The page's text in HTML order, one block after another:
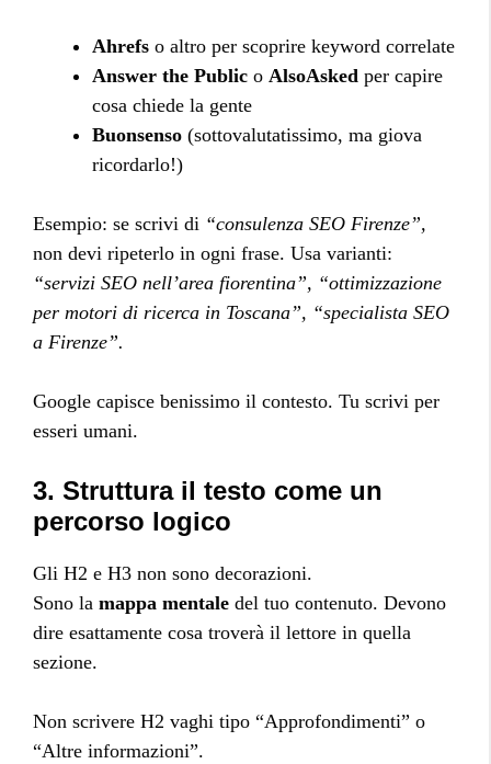
Ahrefs o altro per scoprire keyword correlate
Answer the Public o AlsoAsked per capire
cosa chiede la gente
Buonsenso (sottovalutatissimo, ma giova
ricordarlo!)
Esempio: se scrivi di “consulenza SEO Firenze”,
non devi ripeterlo in ogni frase. Usa varianti:
“servizi SEO nell’area fiorentina”, “ottimizzazione
per motori di ricerca in Toscana”, “specialista SEO
a Firenze”.
Google capisce benissimo il contesto. Tu scrivi per
esseri umani.
3. Struttura il testo come un
percorso logico
Gli H2 e H3 non sono decorazioni.
Sono la mappa mentale del tuo contenuto. Devono
dire esattamente cosa troverà il lettore in quella
sezione.
Non scrivere H2 vaghi tipo “Approfondimenti” o
“Altre informazioni”.